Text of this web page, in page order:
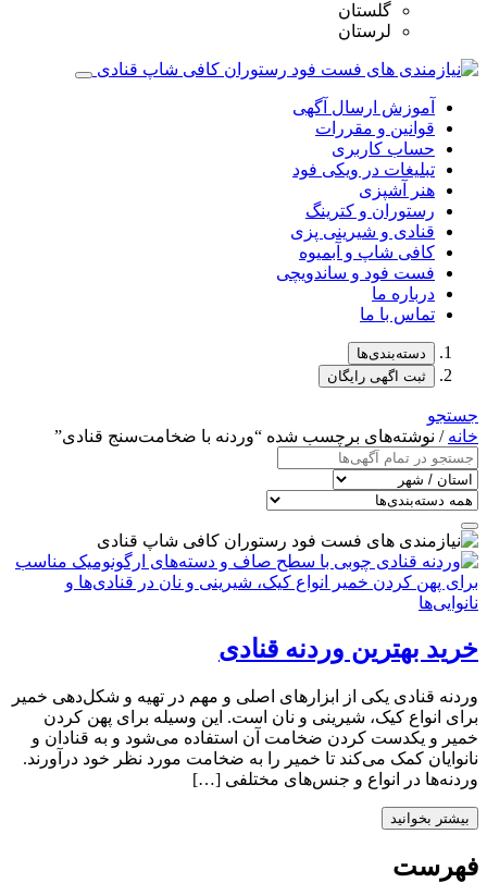
گلستان
لرستان
آموزش ارسال آگهی
قوانین و مقررات
حساب کاربری
تبلیغات در ویکی فود
هنر آشپزی
رستوران و کترینگ
قنادی و شیرینی پزی
کافی شاپ و آبمیوه
فست فود و ساندویچی
درباره ما
تماس با ما
دسته‌بندی‌ها
ثبت اگهی رایگان
جستجو
خانه / نوشته‌های برچسب شده “وردنه با ضخامت‌سنج قنادی”
خرید بهترین وردنه قنادی
وردنه قنادی یکی از ابزارهای اصلی و مهم در تهیه و شکل‌دهی خمیر
برای انواع کیک، شیرینی و نان است. این وسیله برای پهن کردن
خمیر و یکدست کردن ضخامت آن استفاده می‌شود و به قنادان و
نانوایان کمک می‌کند تا خمیر را به ضخامت مورد نظر خود درآورند.
وردنه‌ها در انواع و جنس‌های مختلفی […]
بیشتر بخوانید
فهرست